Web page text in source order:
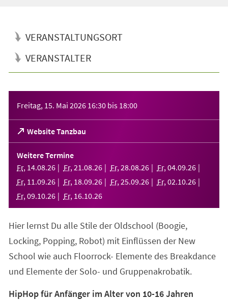
VERANSTALTUNGSORT
VERANSTALTER
Freitag, 15. Mai 2026 16:30 bis 18:00
Website Tanzbau
(Öffnet
in
einem
neuen
Tab)
Weitere Termine
Fr, 14.08.26 Fr, 21 .08.26 Fr, 28.08.26 Fr, 04.09.26
Fr, 11 .09.26 Fr, 18.09.26 Fr, 25.09.26 Fr, 02.10.26
Fr, 09.10.26 Fr, 16.10.26
Hier lernst Du alle Stile der Oldschool (Boogie,
Locking, Popping, Robot) mit Einflüssen der New
School wie auch Floorrock- Elemente des Breakdance
und Elemente der Solo- und Gruppenakrobatik.
HipHop für Anfänger im Alter von 10-16 Jahren